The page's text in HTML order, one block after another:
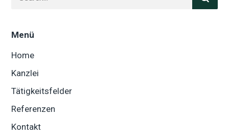
Menü
Home
Kanzlei
Tätigkeitsfelder
Referenzen
Kontakt